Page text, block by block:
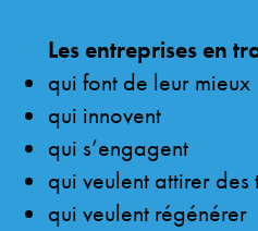
Les entreprises en
qui font de leur mieux
qui innovent
qui s’engagent
qui veulent attirer des
qui veulent régénérer